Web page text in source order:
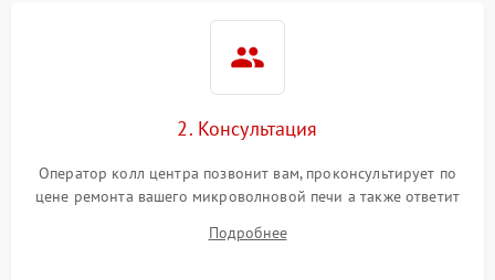
2. Консультация
Оператор колл центра позвонит вам, проконсультирует по
цене ремонта вашего микроволновой печи а также ответит
Подробнее